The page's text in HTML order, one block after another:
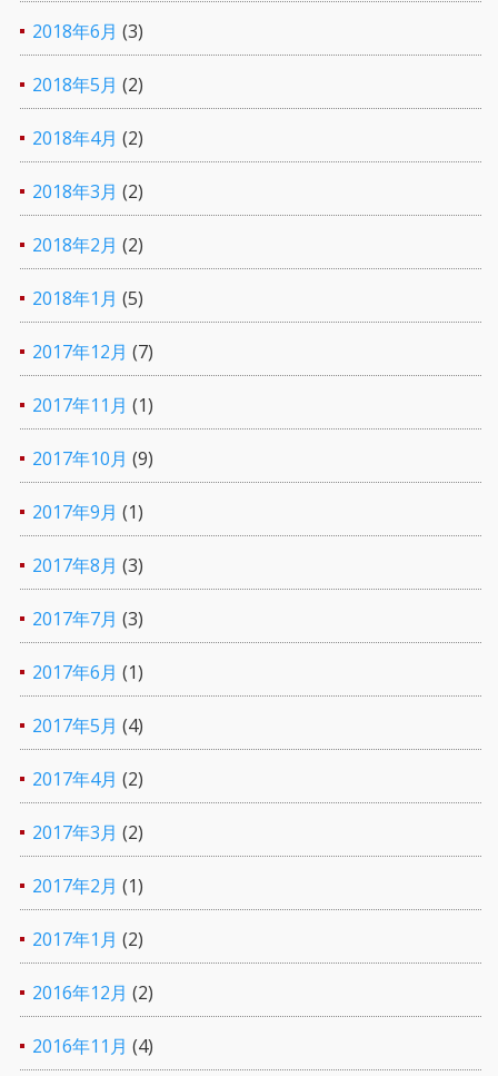
2018年6月 (3)
2018年5月 (2)
2018年4月 (2)
2018年3月 (2)
2018年2月 (2)
2018年1月 (5)
2017年12月 (7)
2017年11月 (1)
2017年10月 (9)
2017年9月 (1)
2017年8月 (3)
2017年7月 (3)
2017年6月 (1)
2017年5月 (4)
2017年4月 (2)
2017年3月 (2)
2017年2月 (1)
2017年1月 (2)
2016年12月 (2)
2016年11月 (4)